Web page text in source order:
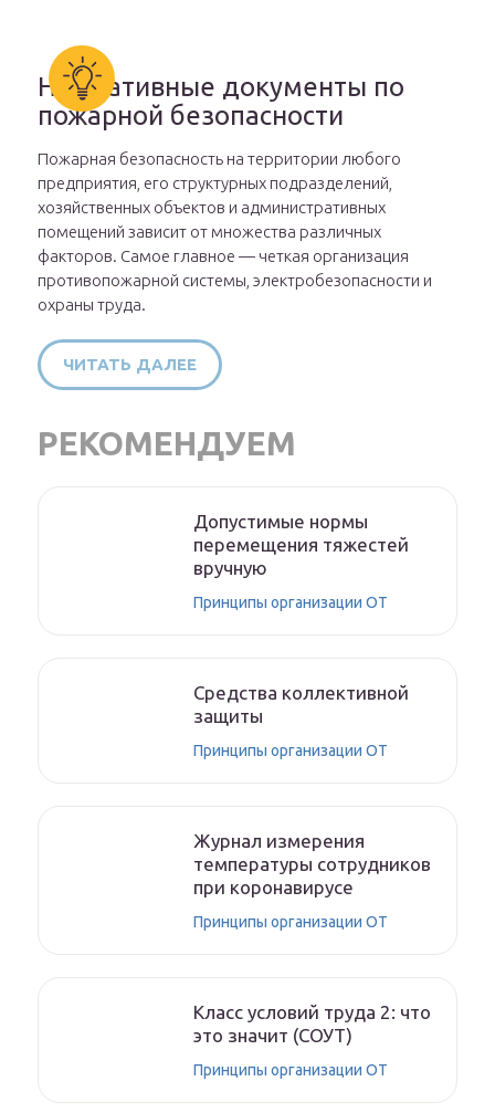
Нормативные документы по
пожарной безопасности
Пожарная безопасность на территории любого
предприятия, его структурных подразделений,
хозяйственных объектов и административных
помещений зависит от множества различных
факторов. Самое главное — четкая организация
противопожарной системы, электробезопасности и
охраны труда.
ЧИТАТЬ ДАЛЕЕ
РЕКОМЕНДУЕМ
Допустимые нормы
перемещения тяжестей
вручную
Принципы организации ОТ
Средства коллективной
защиты
Принципы организации ОТ
Журнал измерения
температуры сотрудников
при коронавирусе
Принципы организации ОТ
Класс условий труда 2: что
это значит (СОУТ)
Принципы организации ОТ